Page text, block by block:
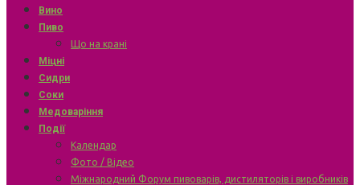
Вино
Пиво
Що на крані
Міцні
Сидри
Соки
Медоваріння
Події
Календар
Фото / Відео
Міжнародний Форум пивоварів, дистиляторів і виробників